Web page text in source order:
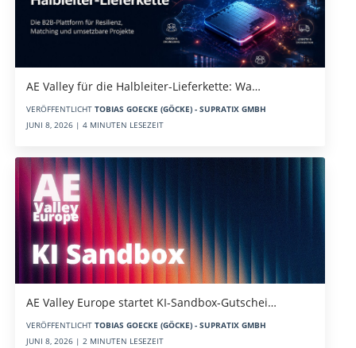
AE Valley für die Halbleiter-Lieferkette: Wa…
VERÖFFENTLICHT TOBIAS GOECKE (GÖCKE) - SUPRATIX GMBH
JUNI 8, 2026 | 4 MINUTEN LESEZEIT
AE Valley Europe startet KI-Sandbox-Gutschei…
VERÖFFENTLICHT TOBIAS GOECKE (GÖCKE) - SUPRATIX GMBH
JUNI 8, 2026 | 2 MINUTEN LESEZEIT